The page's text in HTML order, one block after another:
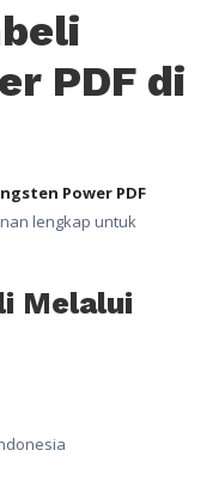
PDF di
Power PDF
lengkap untuk
Melalui